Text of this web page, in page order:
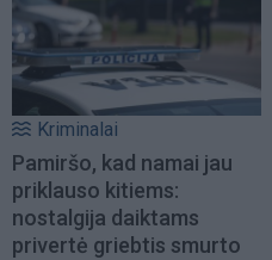
Kriminalai
Pamiršo, kad namai jau
priklauso kitiems:
nostalgija daiktams
privertė griebtis smurto